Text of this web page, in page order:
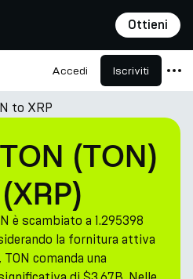
Ottieni
Accedi Iscriviti
to XRP
(TON)
è scambiato a 1.295398
la fornitura attiva
comanda una